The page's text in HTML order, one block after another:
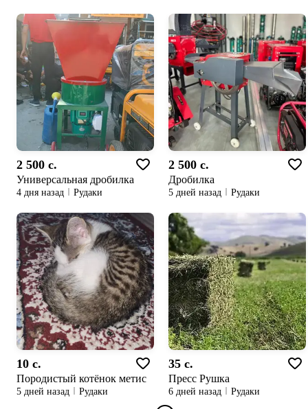
2 500 c.
Универсальная дробилка
4 дня назад Рудаки
2 500 c.
Дробилка
5 дней назад Рудаки
10 c.
Породистый котёнок метис
5 дней назад Рудаки
35 c.
Пресс Рушка
6 дней назад Рудаки